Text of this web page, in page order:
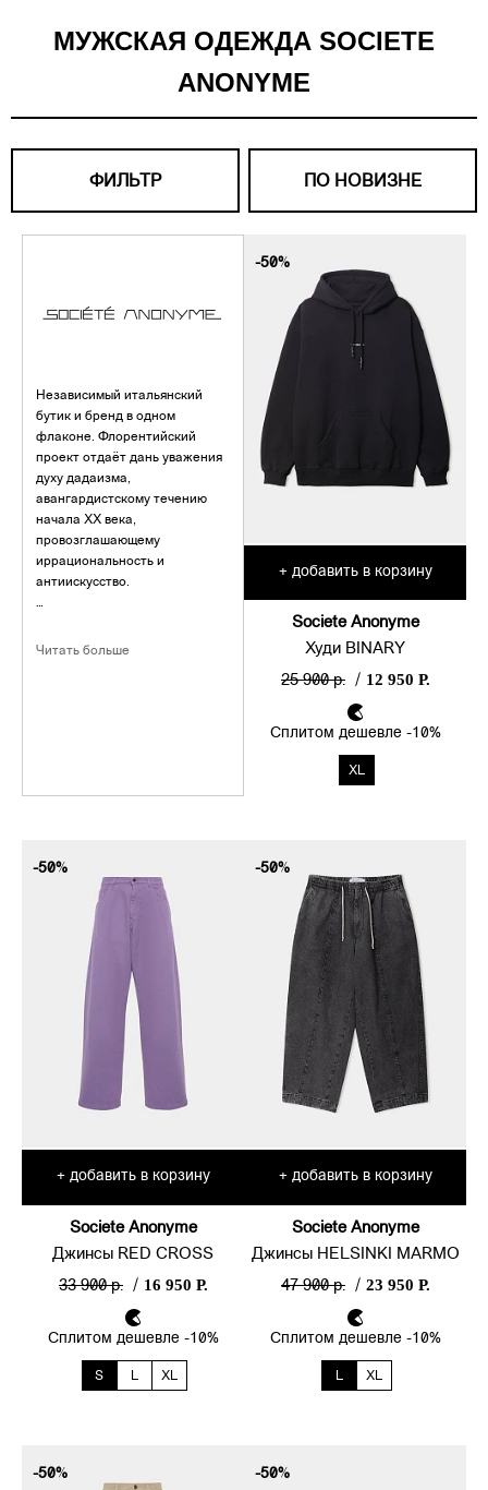
МУЖСКАЯ ОДЕЖДА SOCIETE
ANONYME
ФИЛЬТР ПО НОВИЗНЕ
Независимый итальянский
бутик и бренд в одном
флаконе. Флорентийский
проект отдаёт дань уважения
духу дадаизма,
авангардистскому течению
начала XX века,
провозглашающему
иррациональность и
антиискусство.
Массимилиано Джаннелли.
Расположенный в районе
Сант-Амброджо, Société
Anonyme полностью
воплощает дух минимал-бохо,
царящий на выставках и
вернисажах Флоренции.
Вскоре пространство
объединило японские,
шведские и бельгийские
марки, равнодушные к
коммерческим условностям. И
сегодня итальянский
нишевыми дизайнерами и
новыми марками.
Читать больше
-50%
+ добавить в корзину
Societe Anonyme
Худи BINARY
25 900 р.
/ 12 950 Р.
Сплитом дешевле -10%
XL
-50%
+ добавить в корзину
Societe Anonyme
Джинсы RED CROSS
33 900 р.
/ 16 950 Р.
Сплитом дешевле -10%
S L XL
-50%
+ добавить в корзину
Societe Anonyme
Джинсы HELSINKI MARMO
47 900 р.
/ 23 950 Р.
Сплитом дешевле -10%
L XL
-50% -50%